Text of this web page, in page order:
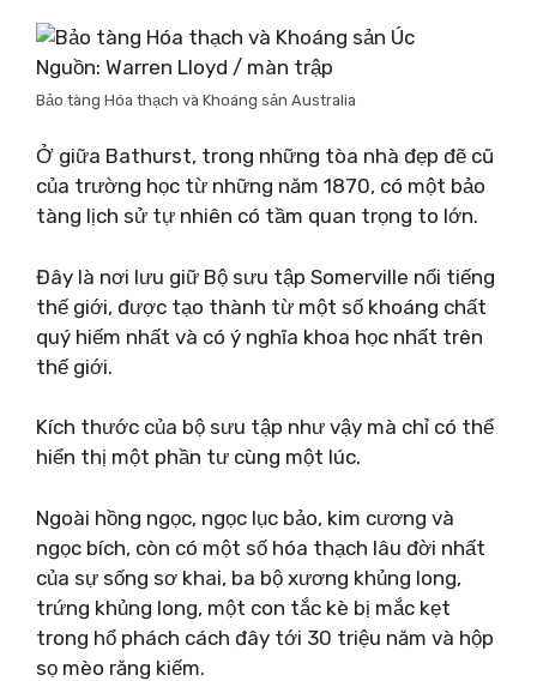
Nguồn: Warren Lloyd / màn trập
Bảo tàng Hóa thạch và Khoáng sản Australia
Ở giữa Bathurst, trong những tòa nhà đẹp đẽ cũ
của trường học từ những năm 1870, có một bảo
tàng lịch sử tự nhiên có tầm quan trọng to lớn.
Đây là nơi lưu giữ Bộ sưu tập Somerville nổi tiếng
thế giới, được tạo thành từ một số khoáng chất
quý hiếm nhất và có ý nghĩa khoa học nhất trên
thế giới.
Kích thước của bộ sưu tập như vậy mà chỉ có thể
hiển thị một phần tư cùng một lúc.
Ngoài hồng ngọc, ngọc lục bảo, kim cương và
ngọc bích, còn có một số hóa thạch lâu đời nhất
của sự sống sơ khai, ba bộ xương khủng long,
trứng khủng long, một con tắc kè bị mắc kẹt
trong hổ phách cách đây tới 30 triệu năm và hộp
sọ mèo răng kiếm.